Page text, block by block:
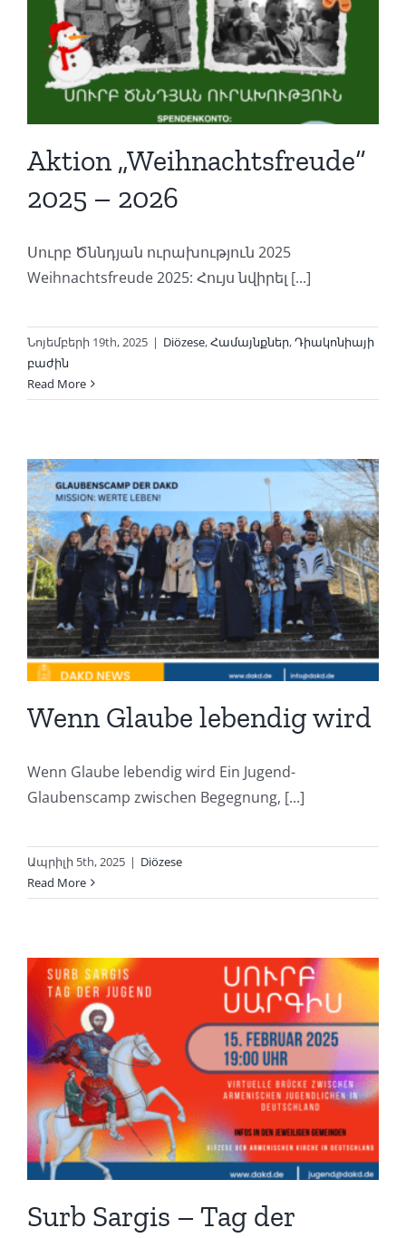
Aktion „Weihnachtsfreude“
2025 – 2026
Սուրբ Ծննդյան ուրախություն 2025
Weihnachtsfreude 2025: Հույս նվիրել [...]
Նոյեմբերի 19th, 2025 | Diözese,Համայնքներ,Դիակոնիայի
բաժին
Read More
Wenn Glaube lebendig wird
Wenn Glaube lebendig wird Ein Jugend-
Glaubenscamp zwischen Begegnung, [...]
Ապրիլի 5th, 2025 | Diözese
Read More
Surb Sargis – Tag der